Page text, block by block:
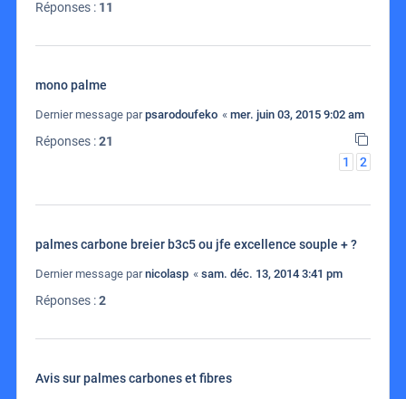
Réponses : 11
mono palme
Dernier message parpsarodoufeko « mer. juin 03, 2015 9:02 am
Réponses :21
1
2
palmes carbone breier b3c5 ou jfe excellence souple + ?
Dernier message parnicolasp « sam. déc. 13, 2014 3:41 pm
Réponses :2
Avis sur palmes carbones et fibres